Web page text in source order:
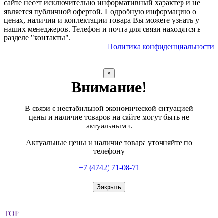
сайте несет исключительно информативный характер и не
является публичной офертой. Подробную информацию о
ценах, наличии и коплектации товара Вы можете узнать у
наших менеджеров. Телефон и почта для связи находятся в
разделе "контакты".
Политика конфиденциальности
×
Внимание!
В связи с нестабильной экономической ситуацией
цены и наличие товаров на сайте могут быть не
актуальными.
Актуальные цены и наличие товара уточняйте по
телефону
+7 (4742) 71-08-71
Закрыть
TOP